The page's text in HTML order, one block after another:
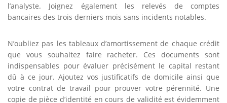
l’analyste. Joignez également les relevés de comptes
bancaires des trois derniers mois sans incidents notables.
N’oubliez pas les tableaux d’amortissement de chaque crédit
que vous souhaitez faire racheter. Ces documents sont
indispensables pour évaluer précisément le capital restant
dû à ce jour. Ajoutez vos justificatifs de domicile ainsi que
votre contrat de travail pour prouver votre pérennité. Une
copie de pièce d’identité en cours de validité est évidemment